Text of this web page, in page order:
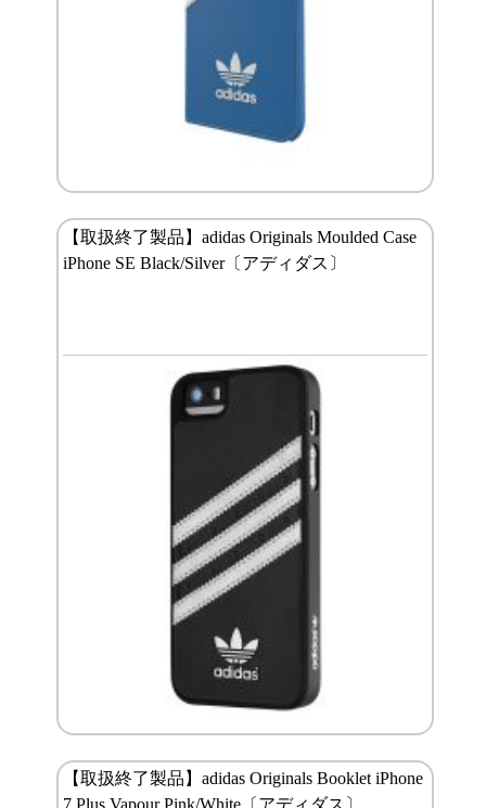
【取扱終了製品】adidas Originals Moulded Case
iPhone SE Black/Silver〔アディダス〕
【取扱終了製品】adidas Originals Booklet iPhone